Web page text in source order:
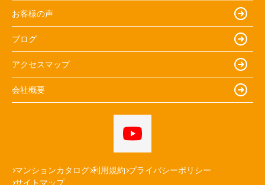
お客様の声
ブログ
アクセスマップ
会社概要
マンションカタログ 利用規約 プライバシーポリシー
サイトマップ